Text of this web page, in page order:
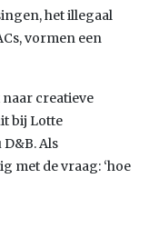
het illegaal
vormen een
creatieve
bij Lotte
Als
met de vraag: ‘hoe